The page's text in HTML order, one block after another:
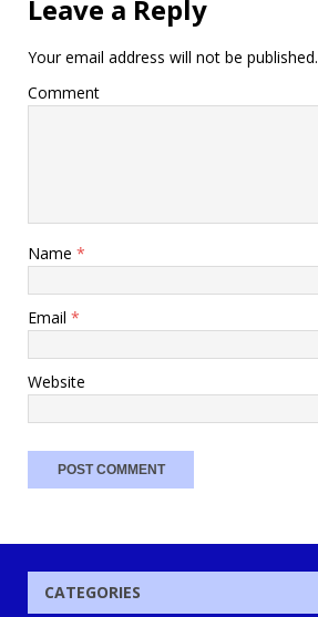
Leave a Reply
Your email address will not be published.
Comment
Name *
Email *
Website
CATEGORIES